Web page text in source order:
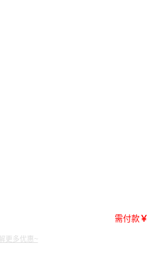
需付款￥
更多优惠~